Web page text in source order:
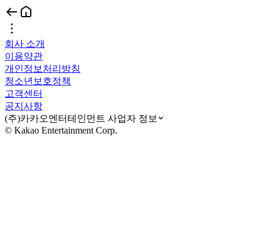
회사 소개
이용약관
개인정보처리방침
청소년보호정책
고객센터
공지사항
(주)카카오엔터테인먼트 사업자 정보
© Kakao Entertainment Corp.